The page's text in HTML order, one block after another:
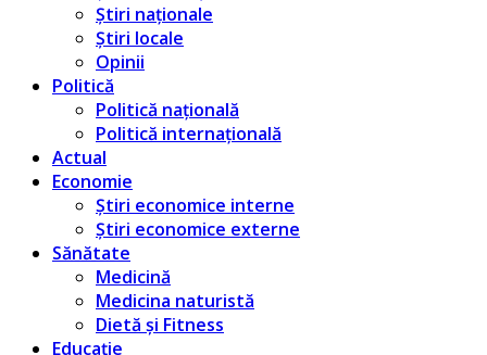
Știri naționale
Știri locale
Opinii
Politică
Politică națională
Politică internațională
Actual
Economie
Știri economice interne
Știri economice externe
Sănătate
Medicină
Medicina naturistă
Dietă și Fitness
Educație